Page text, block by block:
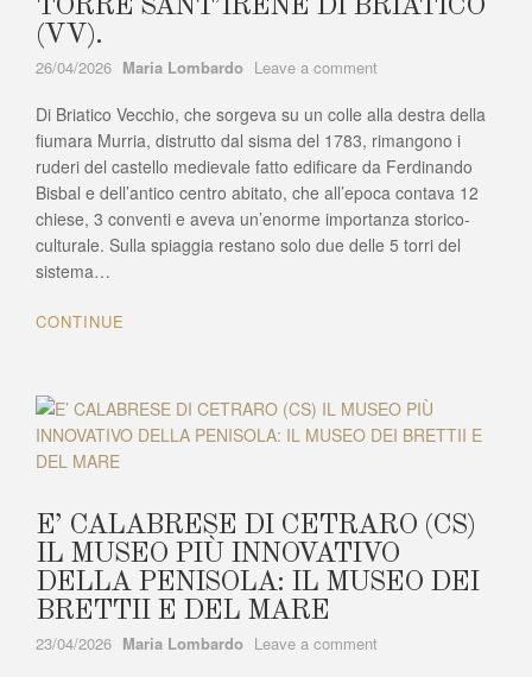
TORRE SANT’IRENE DI BRIATICO
(VV).
26/04/2026 Author
Maria Lombardo Leave a comment
DELLA
ROCCHETTA
E
TORRE
SANT’IRENE
DI
BRIATICO
Di Briatico Vecchio, che sorgeva su un colle alla destra della
fiumara Murria, distrutto dal sisma del 1783, rimangono i
ruderi del castello medievale fatto edificare da Ferdinando
Bisbal e dell’antico centro abitato, che all’epoca contava 12
chiese, 3 conventi e aveva un’enorme importanza storico-
culturale. Sulla spiaggia restano solo due delle 5 torri del
sistema…
CONTINUE
E’ CALABRESE DI CETRARO (CS)
IL MUSEO PIÙ INNOVATIVO
DELLA PENISOLA: IL MUSEO DEI
BRETTII E DEL MARE
23/04/2026 Author
Maria Lombardo Leave a comment